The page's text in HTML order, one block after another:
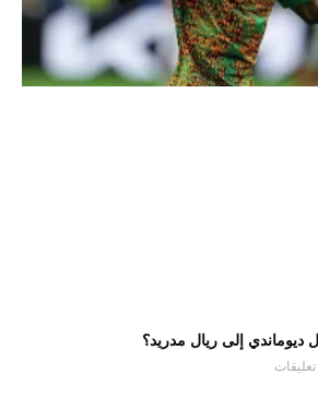
ديوماندي إلى ريال مدريد؟
تعليقات